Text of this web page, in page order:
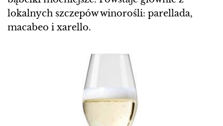
lokalnych szczepów winorośli: parellada,
macabeo i xarello.